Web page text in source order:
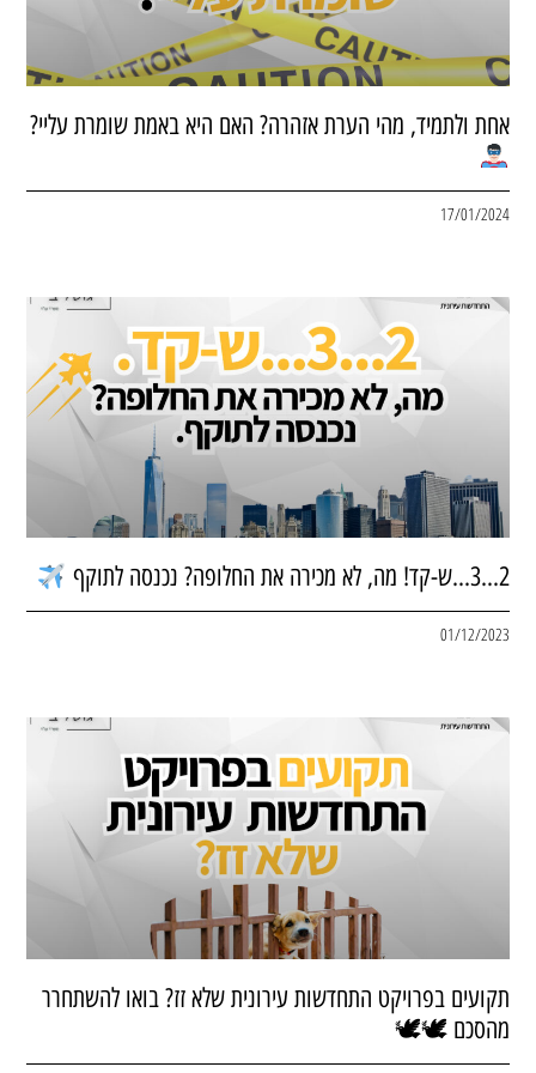
אחת ולתמיד, מהי הערת אזהרה? האם היא באמת שומרת עליי?
17/01/2024
2…3…ש-קד! מה, לא מכירה את החלופה? נכנסה לתוקף
01/12/2023
תקועים בפרויקט התחדשות עירונית שלא זז? בואו להשתחרר
מהסכם 🕊🕊